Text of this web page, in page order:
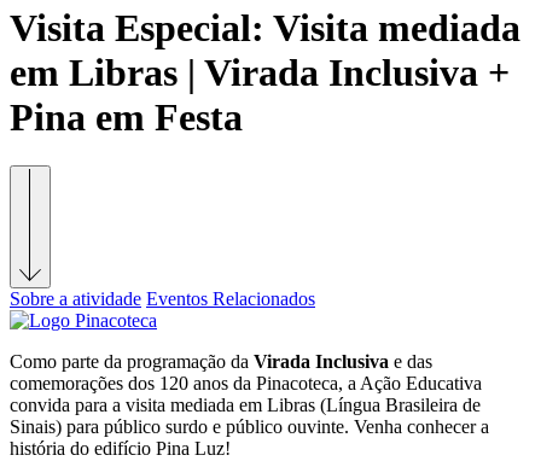
Visita Especial: Visita mediada
em Libras | Virada Inclusiva +
Pina em Festa
Sobre a atividade Eventos Relacionados
Como parte da programação da Virada Inclusiva e das
comemorações dos 120 anos da Pinacoteca, a Ação Educativa
convida para a visita mediada em Libras (Língua Brasileira de
Sinais) para público surdo e público ouvinte. Venha conhecer a
história do edifício Pina Luz!